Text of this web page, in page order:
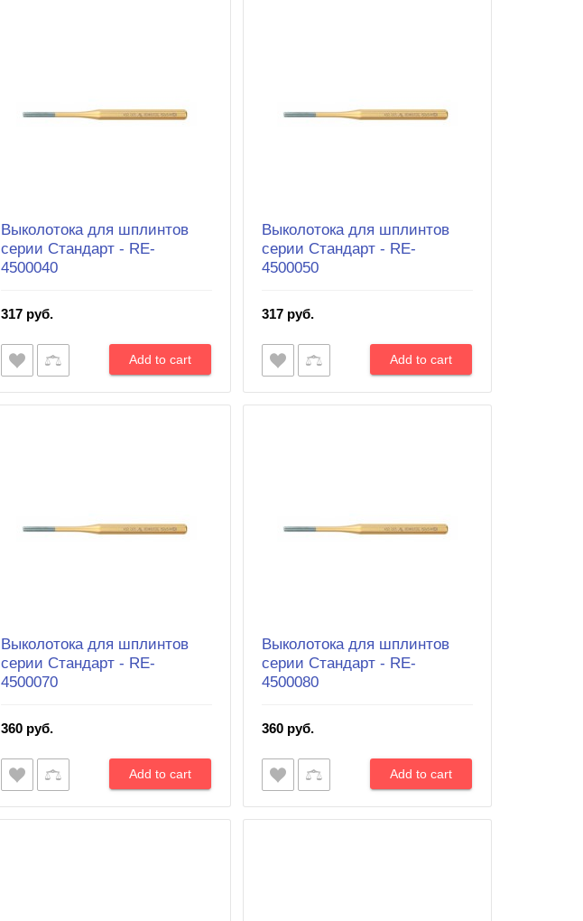
Выколотока для шплинтов
серии Cтандарт - RE-
4500040
317 руб.
Выколотока для шплинтов
серии Cтандарт - RE-
4500050
317 руб.
Выколотока для шплинтов
серии Cтандарт - RE-
4500070
360 руб.
Выколотока для шплинтов
серии Cтандарт - RE-
4500080
360 руб.